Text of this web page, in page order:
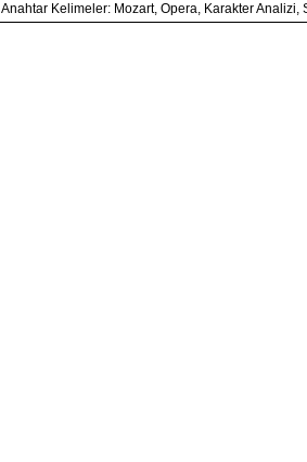
Anahtar Kelimeler: Mozart, Opera, Karakter Analizi,